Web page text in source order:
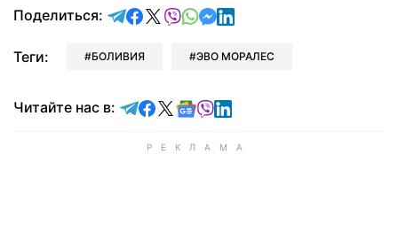
Поделиться: отправить в Telegram
поделиться в Facebook
поделиться в X
отправить в Viber
отправить в Whatsapp
отправить в Messenger
отправить в LinkedIn
Теги: БОЛИВИЯ ЭВО МОРАЛЕС
Читайте нас в: Читайте в Telegram
Читайте в Facebook
Читайте в X
Читайте в Google news
Читайте в Viber
Читайте в LinkedIn